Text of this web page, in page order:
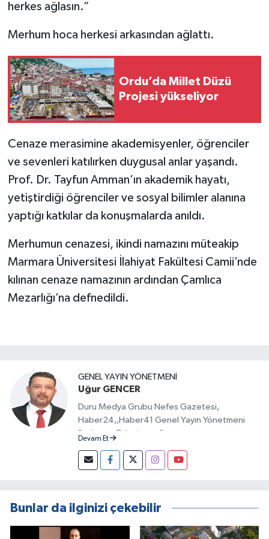
herkes ağlasın.”
Merhum hoca herkesi arkasından ağlattı.
Ordu’da Millet Düzü
Projesi yükseliyor
Cenaze merasimine akademisyenler, öğrenciler
ve sevenleri katılırken duygusal anlar yaşandı.
Prof. Dr. Tayfun Amman’ın akademik hayatı,
yetiştirdiği öğrenciler ve sosyal bilimler alanına
yaptığı katkılar da konuşmalarda anıldı.
Merhumun cenazesi, ikindi namazını müteakip
Marmara Üniversitesi İlahiyat Fakültesi Camii’nde
kılınan cenaze namazının ardından Çamlıca
Mezarlığı’na defnedildi.
GENEL YAYIN YÖNETMENI
Uğur GENCER
Duru Medya Grubu Nefes Gazetesi,
Haber24,,Haber41 Genel Yayın Yönetmeni
Radyo ve Televizyon Programcısı
Devam Et
Bunlar da ilginizi çekebilir